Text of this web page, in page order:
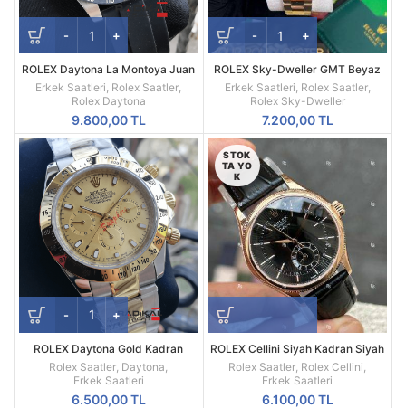
ROLEX Daytona La Montoya Juan
Pablo Montoya Silikon Kordon
Replika Erkek Kol Saati
Erkek Saatleri, Rolex Saatler,
Rolex Daytona
9.800,00TL
ROLEX Sky-Dweller GMT Beyaz
Kadran Sarı Kasa Erkek Saati
Erkek Saatleri, Rolex Saatler,
Rolex Sky-Dweller
7.200,00TL
ROLEX Daytona Gold Kadran
Otomatik Mekanizma
Rolex Saatler Daytona
Erkek Saatleri
6.500,00TL
STOK
TA YO
K
ROLEX Cellini Siyah Kadran Siyah
Deri Kordon Erkek Saati
Rolex Saatler Rolex Cellini
Erkek Saatleri
6.100,00TL